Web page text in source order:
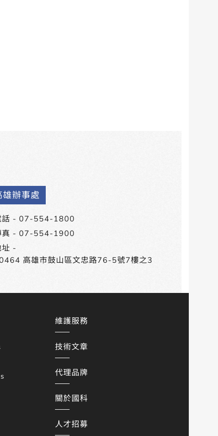
雄辦事處
話 - 07-554-1800
真 - 07-554-1900
址 -
高雄市鼓山區文忠路76-5號7樓之3
維護服務
技術文章
代理品牌
關於國科
人才招募